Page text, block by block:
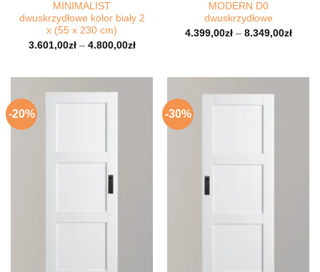
MINIMALIST
dwuskrzydłowe kolor biały 2
x (55 x 230 cm)
3.601,00zł– 4.800,00zł
MODERN D0
dwuskrzydłowe
4.399,00zł– 8.349,00zł
-20% -30%